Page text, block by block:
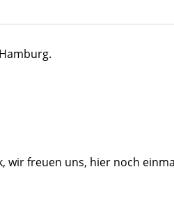
wir freuen uns, hier noch